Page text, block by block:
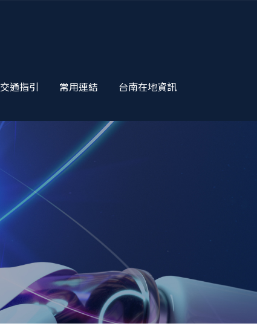
交通指引 常用連結 台南在地資訊